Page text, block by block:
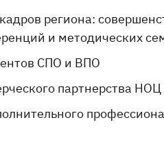
региона:
и методических
СПО и ВПО
партнерства